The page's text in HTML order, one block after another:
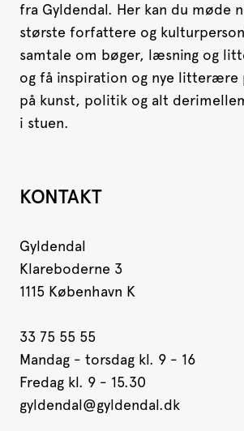
fra Gyldendal. Her kan du møde
største forfattere og
samtale om bøger, læsning og
og få inspiration og nye litterære
på kunst, politik og alt
i stuen.
KONTAKT
Gyldendal
Klareboderne 3
1115 København K
33 75 55 55
Mandag - torsdag kl. 9 - 16
Fredag kl. 9 - 15.30
gyldendal@gyldendal.dk